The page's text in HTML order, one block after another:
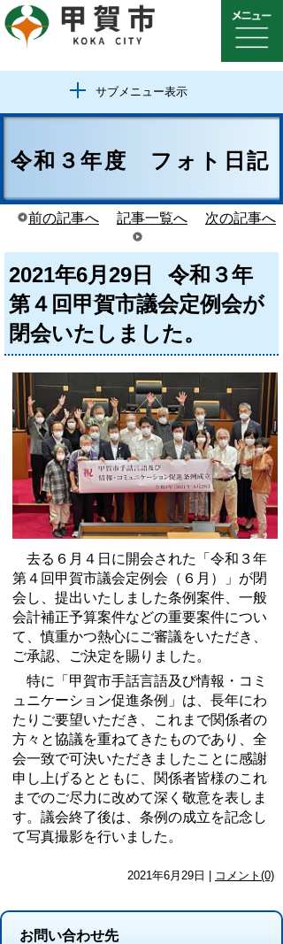
サブメニュー表示
令和３年度 フォト日記
前の記事へ 記事一覧へ 次の記事へ
2021年6月29日
令和３年
第４回甲賀市議会定例会が
閉会いたしました。
去る６月４日に開会された「令和３年
第４回甲賀市議会定例会（６月）」が閉
会し、提出いたしました条例案件、一般
会計補正予算案件などの重要案件につい
て、慎重かつ熱心にご審議をいただき、
ご承認、ご決定を賜りました。
特に「甲賀市手話言語及び情報・コミ
ュニケーション促進条例」は、長年にわ
たりご要望いただき、これまで関係者の
方々と協議を重ねてきたものであり、全
会一致で可決いただきましたことに感謝
申し上げるとともに、関係者皆様のこれ
までのご尽力に改めて深く敬意を表しま
す。議会終了後は、条例の成立を記念し
て写真撮影を行いました。
2021年6月29日 | コメント(0)
お問い合わせ先